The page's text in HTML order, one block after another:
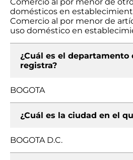
domésticos en
Comercio al por menor de
uso doméstico en
¿Cuál es el departamento
registra?
BOGOTA
¿Cuál es la ciudad en el
BOGOTA D.C.